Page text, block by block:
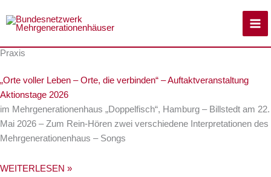
Inhalt
Praxis
„Orte voller Leben – Orte, die verbinden“ – Auftaktveranstaltung
Aktionstage 2026
im Mehrgenerationenhaus „Doppelfisch“, Hamburg – Billstedt am 22.
Mai 2026 – Zum Rein-Hören zwei verschiedene Interpretationen des
Mehrgenerationenhaus – Songs
WEITERLESEN »